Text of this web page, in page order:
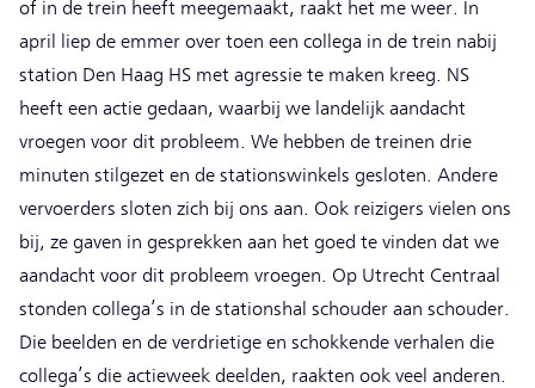
of in de trein heeft meegemaakt, raakt het me weer. In
april liep de emmer over toen een collega in de trein nabij
station Den Haag HS met agressie te maken kreeg. NS
heeft een actie gedaan, waarbij we landelijk aandacht
vroegen voor dit probleem. We hebben de treinen drie
minuten stilgezet en de stationswinkels gesloten. Andere
vervoerders sloten zich bij ons aan. Ook reizigers vielen ons
bij, ze gaven in gesprekken aan het goed te vinden dat we
aandacht voor dit probleem vroegen. Op Utrecht Centraal
stonden collega’s in de stationshal schouder aan schouder.
Die beelden en de verdrietige en schokkende verhalen die
collega’s die actieweek deelden, raakten ook veel anderen.